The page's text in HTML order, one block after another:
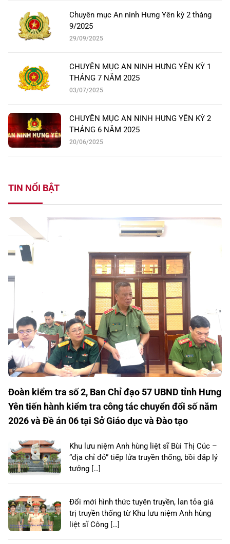
Chuyên mục An ninh Hưng Yên kỳ 2 tháng
9/2025
29/09/2025
CHUYÊN MỤC AN NINH HƯNG YÊN KỲ 1
THÁNG 7 NĂM 2025
03/07/2025
CHUYÊN MỤC AN NINH HƯNG YÊN KỲ 2
THÁNG 6 NĂM 2025
20/06/2025
TIN NỔI BẬT
Đoàn kiểm tra số 2, Ban Chỉ đạo 57 UBND tỉnh Hưng
Yên tiến hành kiểm tra công tác chuyển đổi số năm
2026 và Đề án 06 tại Sở Giáo dục và Đào tạo
Khu lưu niệm Anh hùng liệt sĩ Bùi Thị Cúc –
“địa chỉ đỏ” tiếp lửa truyền thống, bồi đắp lý
tưởng […]
Đổi mới hình thức tuyên truyền, lan tỏa giá
trị truyền thống từ Khu lưu niệm Anh hùng
liệt sĩ Công […]